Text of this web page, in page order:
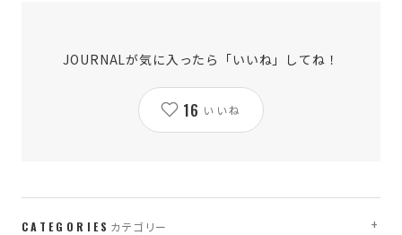
JOURNALが気に入ったら「いいね」してね！
16 いいね
CATEGORIES カテゴリー